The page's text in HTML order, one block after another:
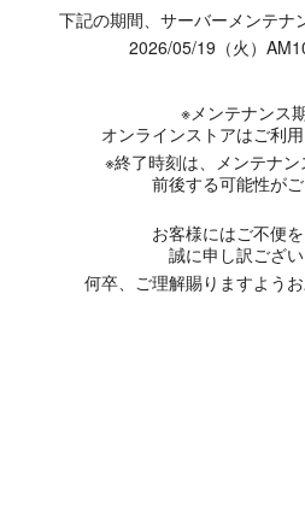
下記の期間、サーバーメンテナ
2026/05/19（火）
※メンテナンス
オンラインストアはご利用
※終了時刻は、メンテナ
前後する可能性がご
お客様にはご不便を
誠に申し訳ござい
何卒、ご理解賜りますようお